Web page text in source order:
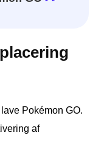
Pokémon GO.
af